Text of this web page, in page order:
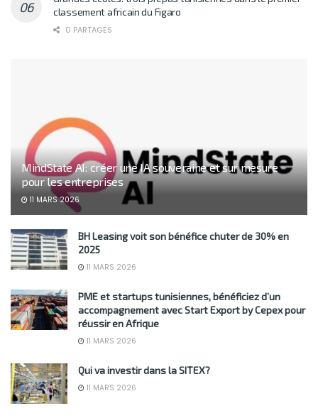
classement africain du Figaro
0 PARTAGES
MindState AI: créer une IA souveraine et sur mesure
pour les entreprises
11 MARS 2026
BH Leasing voit son bénéfice chuter de 30% en
2025
11 MARS 2026
PME et startups tunisiennes, bénéficiez d’un
accompagnement avec Start Export by Cepex pour
réussir en Afrique
11 MARS 2026
Qui va investir dans la SITEX?
11 MARS 2026